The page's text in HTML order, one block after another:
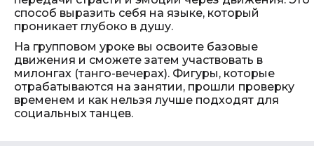
способ выразить себя на языке, который
проникает глубоко в душу.
На групповом уроке вы освоите базовые
движения и сможете затем участвовать в
милонгах (танго-вечерах). Фигуры, которые
отрабатываются на занятии, прошли проверку
временем и как нельзя лучше подходят для
социальных танцев.